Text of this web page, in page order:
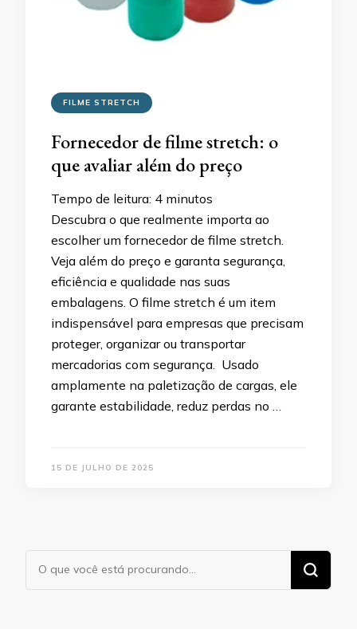
FILME STRETCH
Fornecedor de filme stretch: o
que avaliar além do preço
Tempo de leitura: 4 minutos
Descubra o que realmente importa ao
escolher um fornecedor de filme stretch.
Veja além do preço e garanta segurança,
eficiência e qualidade nas suas
embalagens. O filme stretch é um item
indispensável para empresas que precisam
proteger, organizar ou transportar
mercadorias com segurança. Usado
amplamente na paletização de cargas, ele
garante estabilidade, reduz perdas no …
15 DE JULHO DE 2025
Procurando
algo?